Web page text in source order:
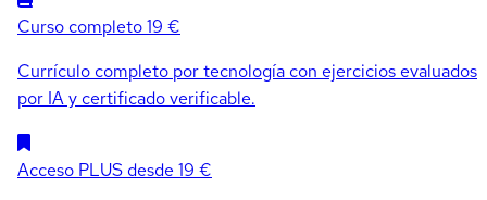
Curso completo19 €
Currículo completo por tecnología con ejercicios evaluados
por IA y certificado verificable.
Acceso PLUS desde 19 €